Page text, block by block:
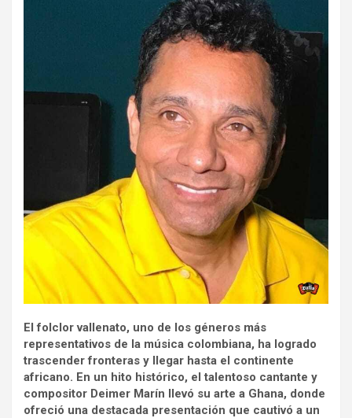
El folclor vallenato, uno de los géneros más
representativos de la música colombiana, ha logrado
trascender fronteras y llegar hasta el continente
africano. En un hito histórico, el talentoso cantante y
compositor Deimer Marín llevó su arte a Ghana, donde
ofreció una destacada presentación que cautivó a un